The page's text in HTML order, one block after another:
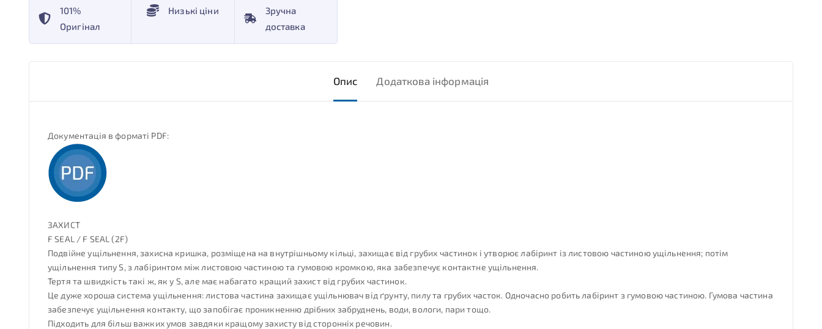
101%
Оригінал
Низькі ціни
Зручна
доставка
Опис Додаткова інформація
Документація в форматі PDF:
ЗАХИСТ
F SEAL / F SEAL (2F)
Подвійне ущільнення, захисна кришка, розміщена на внутрішньому кільці, захищає від грубих частинок і утворює лабіринт із листовою частиною ущільнення; потім
ущільнення типу S, з лабіринтом між листовою частиною та гумовою кромкою, яка забезпечує контактне ущільнення.
Тертя та швидкість такі ж, як у S, але має набагато кращий захист від грубих частинок.
Це дуже хороша система ущільнення: листова частина захищає ущільнювач від ґрунту, пилу та грубих часток. Одночасно робить лабіринт з гумовою частиною. Гумова частина
забезпечує ущільнення контакту, що запобігає проникненню дрібних забруднень, води, вологи, пари тощо.
Підходить для більш важких умов завдяки кращому захисту від сторонніх речовин.